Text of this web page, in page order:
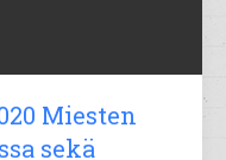
Miesten
sekä